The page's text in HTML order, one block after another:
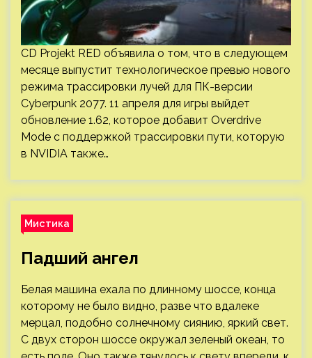
CD Projekt RED объявила о том, что в следующем
месяце выпустит технологическое превью нового
режима трассировки лучей для ПК-версии
Cyberpunk 2077. 11 апреля для игры выйдет
обновление 1.62, которое добавит Overdrive
Mode с поддержкой трассировки пути, которую
в NVIDIA также…
Мистика
Падший ангел
Белая машина ехала по длинному шоссе, конца
которому не было видно, разве что вдалеке
мерцал, подобно солнечному сиянию, яркий свет.
С двух сторон шоссе окружал зеленый океан, то